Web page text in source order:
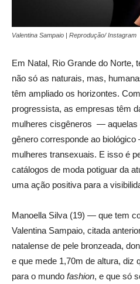
Valentina Sampaio | Reprodução/ Instagram
Em Natal, Rio Grande do
não só as naturais, mas,
têm ampliado os horizontes.
progressista, as empresas têm
mulheres cisgêneros — aquelas
gênero corresponde ao
mulheres transexuais. E isso é
catálogos de moda potiguar da
uma ação positiva para a
Manoella Silva (19) — que tem
Valentina Sampaio, citada
natalense de pele bronzeada,
e que mede 1,70m de altura, diz
para o mundo fashion, e que só